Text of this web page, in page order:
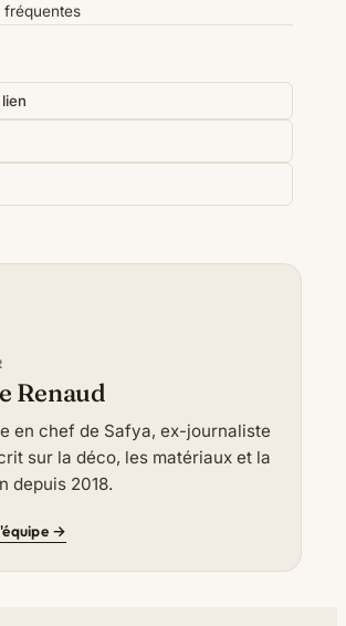
fréquentes
Renaud
en chef de Safya, ex-journaliste
sur la déco, les matériaux et la
depuis 2018.
→